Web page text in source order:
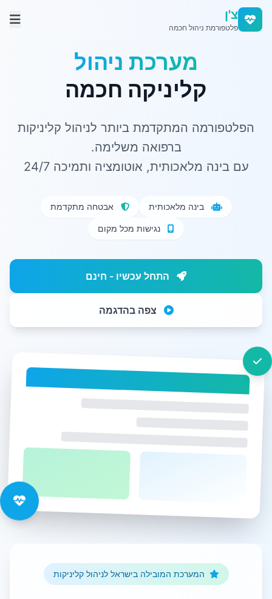
צ'ן
פלטפורמת ניהול חכמה
מערכת ניהול
קליניקה חכמה
הפלטפורמה המתקדמת ביותר לניהול קליניקות
ברפואה משלימה.
עם בינה מלאכותית, אוטומציה ותמיכה 24/7
בינה מלאכותית אבטחה מתקדמת
נגישות מכל מקום
התחל עכשיו - חינם
צפה בהדגמה
המערכת המובילה בישראל לניהול קליניקות